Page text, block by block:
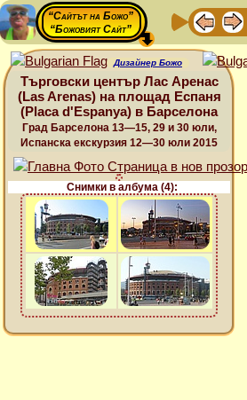
“Сайтът на Божо”
“Божовият Сайт”
Дизайнер Божо
Търговски център Лас Аренас
(Las Arenas) на площад Еспаня
(Placa d'Espanya) в Барселона
Град Барселона 13—15, 29 и 30 юли,
Испанска екскурзия 12—30 юли 2015
Снимки в албума (4):